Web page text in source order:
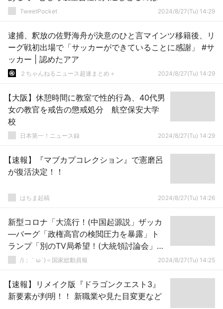
『トイレが汚い』だ」
TweetPocket 2024/8/27(Tu) 14:29
逮捕、釈放の佐野海舟が決意のひと言マインツ移籍後、リ
ーグ戦初出場で「サッカーができていることに感謝」 #サ
ッカー | 認めたアア
２ちゃんねるニュース超速まとめ＋ 2024/8/27(Tu) 14:29
【大阪】休憩時間に教室で性的行為、40代男
女の教官を戒告の懲戒処分 航空保安大学
校
日本第一！ニュース録 2024/8/27(Tu) 14:29
【速報】『マブカプコレクション』で憲磨呂
が復活決定！！
はちま起稿 2024/8/27(Tu) 14:26
新型コロナ「大流行！(中国起源説」ザッカ
―バーグ「政権高官の検閲圧力を暴露」ト
ランプ「別のTV局希望！(大統領討論会」マ
クロン「テレグラムCEO逮捕の事情説明」
/)；｀ω´)＜国家総動員報 2024/8/27(Tu) 14:25
【速報】リメイク版『ドラゴンクエスト3』
新要素が判明！！ 新職業や見た目変更など